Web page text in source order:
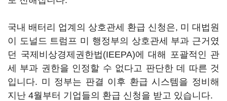
국내 배터리 업계의 상호관세 환급 신청은, 미 대법원
이 도널드 트럼프 미 행정부의 상호관세 부과 근거였
던 국제비상경제권한법(IEEPA)에 대해 포괄적인 관
세 부과 권한을 인정할 수 없다고 판단한 데 따른 것
입니다. 미 정부는 판결 이후 환급 시스템을 정비해
지난 4월부터 기업들의 환급 신청을 받고 있습니다.